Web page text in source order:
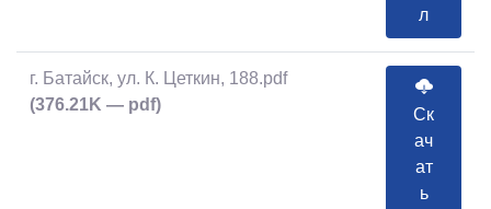
л
г. Батайск, ул. К. Цеткин, 188.pdf
(376.21K — pdf)
Ск
ач
ат
ь